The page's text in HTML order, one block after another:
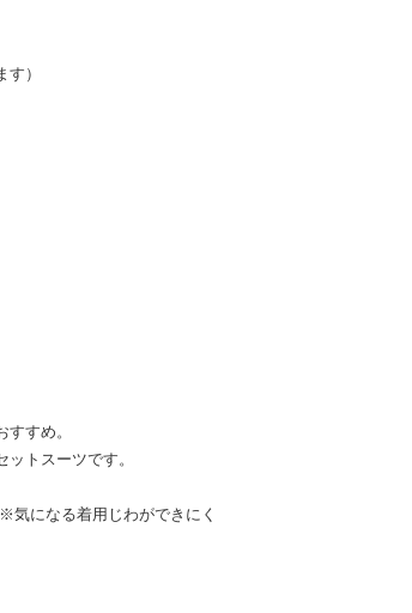
）
すめ。
トスーツです。
気になる着用じわができにく